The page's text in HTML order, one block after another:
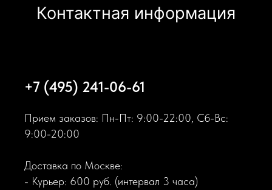
Контактная информация
+7 (495) 241-06-61
Прием заказов: Пн-Пт: 9:00-22:00, Сб-Вс:
9:00-20:00
Доставка по Москве:
- Курьер: 600 руб. (интервал 3 часа)